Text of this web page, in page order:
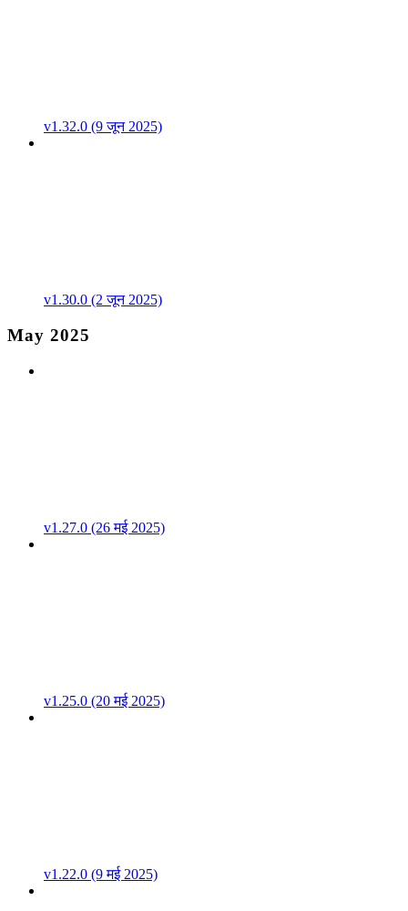
v1.32.0 (9 जून 2025)
v1.30.0 (2 जून 2025)
May 2025
v1.27.0 (26 मई 2025)
v1.25.0 (20 मई 2025)
v1.22.0 (9 मई 2025)